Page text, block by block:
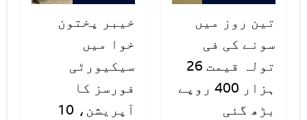
تین روز میں
سونے کی فی
تولہ قیمت 26
ہزار 400 روپے
بڑھ گئی
خیبر پختون
خوا میں
سیکیورٹی
فورسز کا
آپریشن، 10